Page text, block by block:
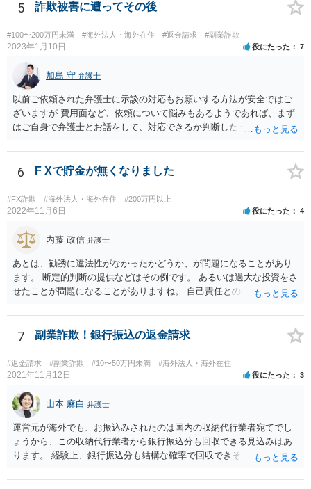
5 詐欺被害に遭ってその後
#100〜200万円未満 #海外法人・海外在住 #返金請求 #副業詐欺
2023年1月10日 役にたった 7
加島 守 弁護士
以前ご依頼された弁護士に示談の対応もお願いする方法が安全ではご
ざいますが 費用面など、依頼について悩みもあるようであれば、まず
はご自身で弁護士とお話をして、対応できるか判断したうえで、 弁護
話をしてから、こちらも法律相談で１度弁護士に相談する方法もあり
ますので。 一番安全なのは弁護士に示談交渉の依頼をする方法です
てもいいかもしれません。
6 F Xで貯金が無くなりました
#FX詐欺 #海外法人・海外在住 #200万円以上
2022年11月6日 役にたった 4
内藤 政信 弁護士
あとは、勧誘に違法性がなかったかどうか、が問題になることがあり
ます。 断定的判断の提供などはその例です。 あるいは過大な投資をさ
せたことが問題になることがありますね。 自己責任との相関関係です
いでしょう。
7 副業詐欺！銀行振込の返金請求
#返金請求 #副業詐欺 #10〜50万円未満 #海外法人・海外在住
2021年11月12日 役にたった 3
山本 麻白 弁護士
運営元が海外でも、お振込みされたのは国内の収納代行業者宛てでし
ょうから、この収納代行業者から銀行振込分も回収できる見込みはあ
ります。 経験上、銀行振込分も結構な確率で回収できそうな事案にお
以上、何か難しい事情があるのかもしれません。